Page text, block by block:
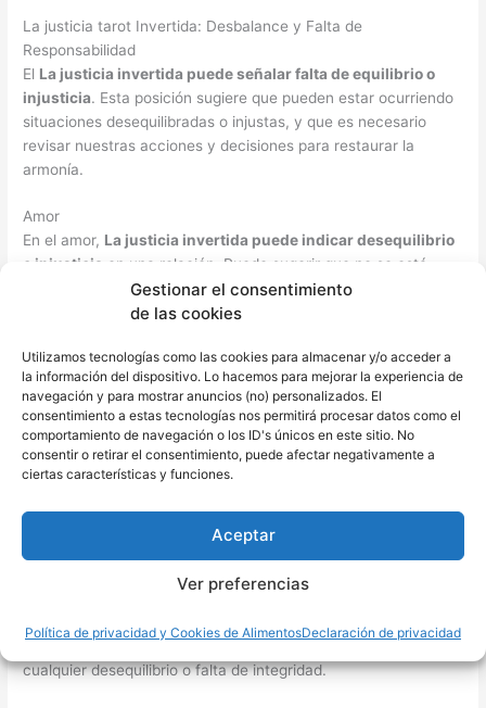
Gestionar el consentimiento
de las cookies
Utilizamos tecnologías como las cookies para almacenar y/o acceder a
la información del dispositivo. Lo hacemos para mejorar la experiencia de
navegación y para mostrar anuncios (no) personalizados. El
consentimiento a estas tecnologías nos permitirá procesar datos como el
comportamiento de navegación o los ID's únicos en este sitio. No
consentir o retirar el consentimiento, puede afectar negativamente a
ciertas características y funciones.
Aceptar
Ver preferencias
Política de privacidad y Cookies de AlimentosDeclaración de privacidad
La justicia tarot Invertida: Desbalance y Falta de
Responsabilidad
El La justicia invertida puede señalar falta de equilibrio o
injusticia. Esta posición sugiere que pueden estar ocurriendo
situaciones desequilibradas o injustas, y que es necesario
revisar nuestras acciones y decisiones para restaurar la
armonía.
Amor
En el amor, La justicia invertida puede indicar desequilibrio
o injusticia en una relación. Puede sugerir que no se está
siendo tratado de manera justa o que uno no está actuando
con equidad hacia su pareja, destacando la necesidad de
La justicia tarot en posición invertida para la salud
En términos de salud, esta carta invertida sugiere
descuidar
el equilibrio entre los diferentes aspectos del bienestar
Puede ser un llamado a prestar más atención a la salud mental
o física, y a tomar decisiones más responsables y justas para
En el contexto del dinero y el trabajo, La justicia invertida
puede representar injusticias o deshonestidad
están tomando decisiones justas y éticas, y de corregir
cualquier desequilibrio o falta de integridad.